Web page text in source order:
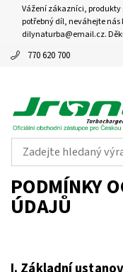
Vážení zákazníci,
potřebný díl, neváhejte
dilynaturba@email.cz.
770 620 700
PODMÍNKY
ÚDAJŮ
I. Základní